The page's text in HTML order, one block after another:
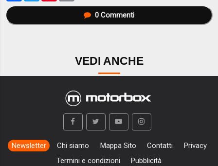
0Commenti
VEDI ANCHE
Newsletter Chi siamo Mappa Sito Contatti
Privacy
Termini e condizioni
Pubblicità